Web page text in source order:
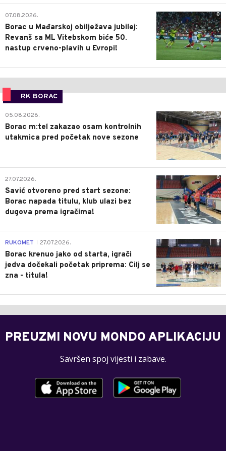
0
07.08.2026.
Borac u Mađarskoj obilježava jubilej:
Revanš sa ML Vitebskom biće 50.
nastup crveno-plavih u Evropi!
RK BORAC
0
05.08.2026.
Borac m:tel zakazao osam kontrolnih
utakmica pred početak nove sezone
0
27.07.2026.
Savić otvoreno pred start sezone:
Borac napada titulu, klub ulazi bez
dugova prema igračima!
0
RUKOMET 27.07.2026.
Borac krenuo jako od starta, igrači
jedva dočekali početak priprema: Cilj se
zna - titula!
PREUZMI NOVU MONDO APLIKACIJU
Savršen spoj vijesti i zabave.